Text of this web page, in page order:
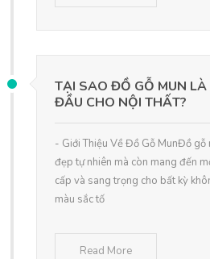
TẠI SAO ĐỒ GỖ MUN
ĐẦU CHO NỘI THẤT?
- Giới Thiệu Về Đồ Gỗ MunĐồ gỗ
đẹp tự nhiên mà còn mang đến
cấp và sang trọng cho bất kỳ
màu sắc tố
Read More